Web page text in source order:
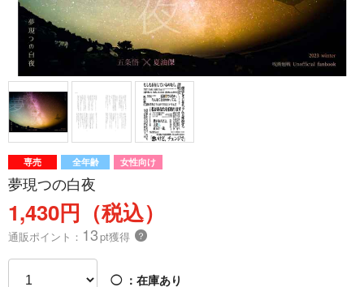
専売 全年齢 女性向け
夢現つの白夜
1,430円（税込）
通販ポイント： 13pt獲得 ？
◯ ：在庫あり